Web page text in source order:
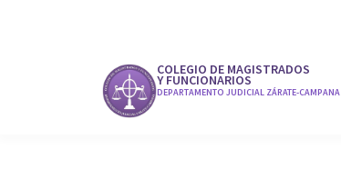
COLEGIO DE MAGISTRADOS
Y FUNCIONARIOS
DEPARTAMENTO JUDICIAL ZÁRATE-CAMPANA